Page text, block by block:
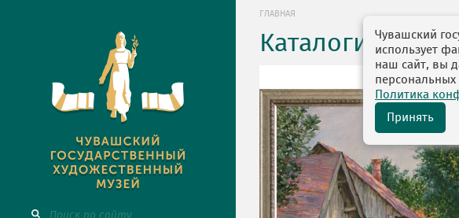
ГЛАВНАЯ
Каталоги Чувашский
использует
наш сайт, вы
Политика
Принять